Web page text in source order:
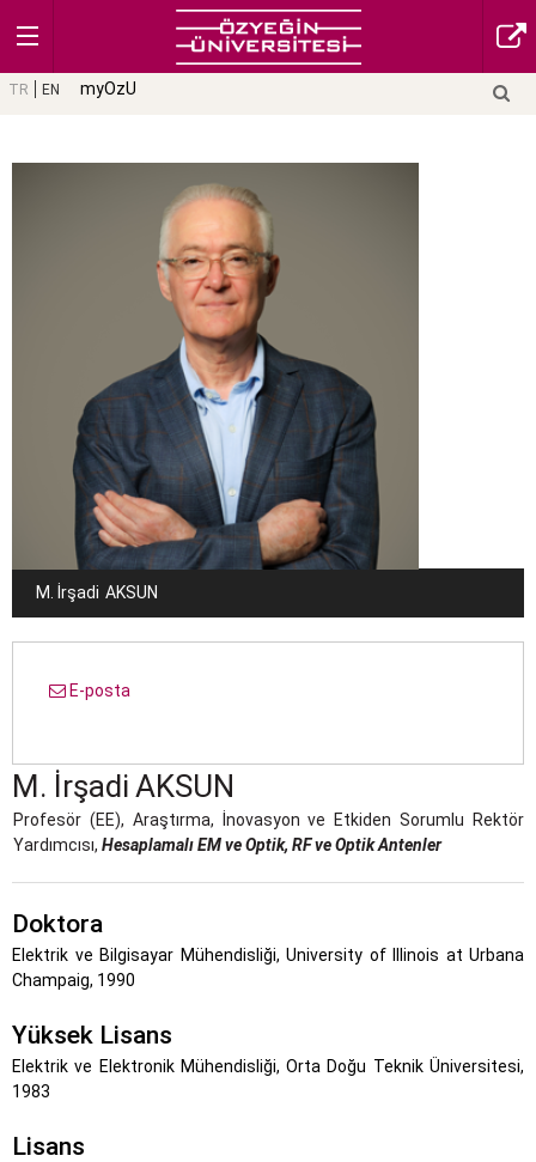
TR EN myOzU
M. İrşadi AKSUN
E-posta
M. İrşadi AKSUN
Profesör (EE), Araştırma, İnovasyon ve Etkiden Sorumlu Rektör
Yardımcısı, Hesaplamalı EM ve Optik, RF ve Optik Antenler
Doktora
Elektrik ve Bilgisayar Mühendisliği, University of Illinois at Urbana
Champaig, 1990
Yüksek Lisans
Elektrik ve Elektronik Mühendisliği, Orta Doğu Teknik Üniversitesi,
1983
Lisans